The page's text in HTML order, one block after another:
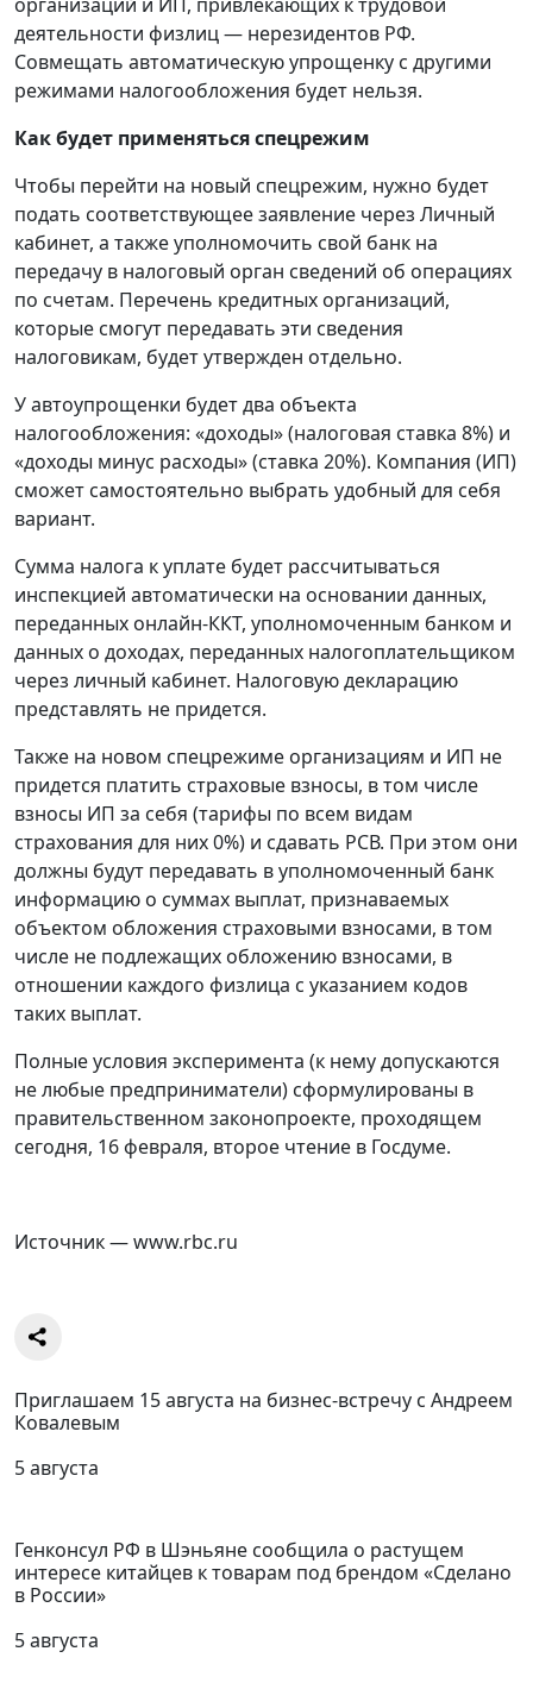
деятельности физлиц — нерезидентов РФ.
Совмещать автоматическую упрощенку с другими
режимами налогообложения будет нельзя.
Как будет применяться спецрежим
Чтобы перейти на новый спецрежим, нужно будет
подать соответствующее заявление через Личный
кабинет, а также уполномочить свой банк на
передачу в налоговый орган сведений об операциях
по счетам. Перечень кредитных организаций,
которые смогут передавать эти сведения
налоговикам, будет утвержден отдельно.
У автоупрощенки будет два объекта
налогообложения: «доходы» (налоговая ставка 8%) и
«доходы минус расходы» (ставка 20%). Компания (ИП)
сможет самостоятельно выбрать удобный для себя
вариант.
Сумма налога к уплате будет рассчитываться
инспекцией автоматически на основании данных,
переданных онлайн-ККТ, уполномоченным банком и
данных о доходах, переданных налогоплательщиком
через личный кабинет. Налоговую декларацию
представлять не придется.
Также на новом спецрежиме организациям и ИП не
придется платить страховые взносы, в том числе
взносы ИП за себя (тарифы по всем видам
страхования для них 0%) и сдавать РСВ. При этом они
должны будут передавать в уполномоченный банк
информацию о суммах выплат, признаваемых
объектом обложения страховыми взносами, в том
числе не подлежащих обложению взносами, в
отношении каждого физлица с указанием кодов
таких выплат.
Полные условия эксперимента (к нему допускаются
не любые предприниматели) сформулированы в
правительственном законопроекте, проходящем
сегодня, 16 февраля, второе чтение в Госдуме.
Источник — www.rbc.ru
Приглашаем 15 августа на бизнес-встречу с Андреем
Ковалевым
5 августа
Генконсул РФ в Шэньяне сообщила о растущем
интересе китайцев к товарам под брендом «Сделано
в России»
5 августа